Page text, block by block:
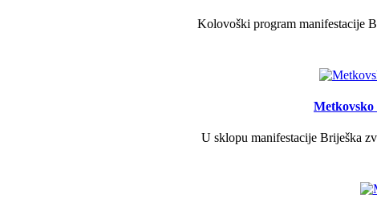
Kolovoški program manifestacije
Metkovsko
U sklopu manifestacije Briješka